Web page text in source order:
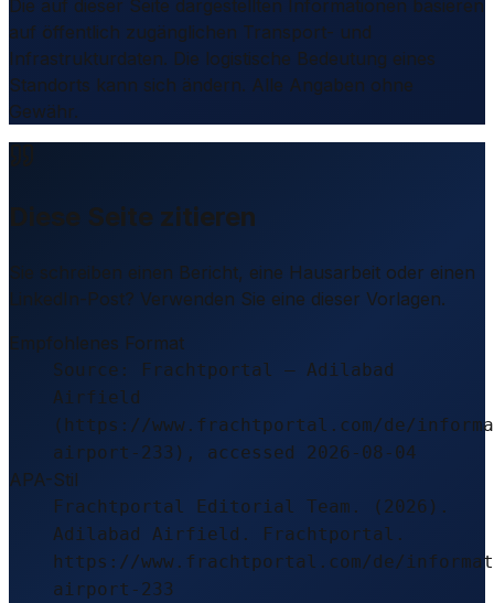
Die auf dieser Seite dargestellten Informationen basieren
auf öffentlich zugänglichen Transport- und
Infrastrukturdaten. Die logistische Bedeutung eines
Standorts kann sich ändern. Alle Angaben ohne
Gewähr.
Diese Seite zitieren
Sie schreiben einen Bericht, eine Hausarbeit oder einen
LinkedIn-Post? Verwenden Sie eine dieser Vorlagen.
Empfohlenes Format
Source: Frachtportal – Adilabad
Airfield
(https://www.frachtportal.com/de/
airport-233), accessed 2026-08-04
APA-Stil
Frachtportal Editorial Team. (2026).
Adilabad Airfield. Frachtportal.
https://www.frachtportal.com/de/
airport-233